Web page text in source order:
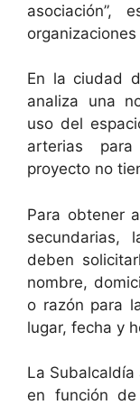
asociación”,
En la ciudad
analiza una
uso del
arterias
proyecto no
Para obtener
secundarias,
deben
nombre,
o razón para
lugar, fecha y
La
en función